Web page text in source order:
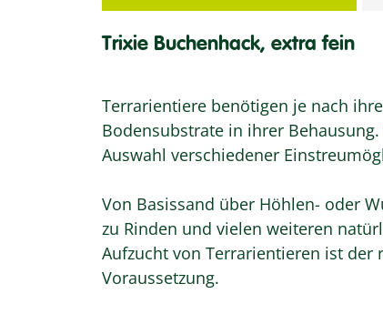
Trixie Buchenhack, extra fein
Terrarientiere benötigen je nach
Bodensubstrate in ihrer
Auswahl verschiedener
Von Basissand über Höhlen- oder
zu Rinden und vielen weiteren
Aufzucht von Terrarientieren ist
Voraussetzung.